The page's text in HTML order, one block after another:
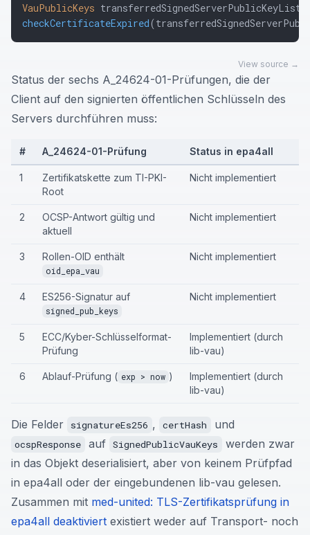
VauPublicKeys transferredSignedServerPublicKeyList
checkCertificateExpired(
View source →
Status der sechs A_24624-01-Prüfungen, die der
Client auf den signierten öffentlichen Schlüsseln des
Servers durchführen muss:
# A_24624-01-Prüfung Status in epa4all
1
Zertifikatskette zum TI-PKI-
Root
Nicht implementiert
2
OCSP-Antwort gültig und
aktuell
Nicht implementiert
3 Rollen-OID enthält
oid_epa_vau
Nicht implementiert
4 ES256-Signatur auf
signed_pub_keys
Nicht implementiert
5
ECC/Kyber-Schlüsselformat-
Prüfung
Implementiert (durch
lib-vau)
6 Ablauf-Prüfung ( exp > now )
Implementiert (durch
lib-vau)
Die Felder signatureEs256 , certHash und
ocspResponse auf SignedPublicVauKeys
werden zwar
in das Objekt deserialisiert, aber von keinem Prüfpfad
in epa4all oder der eingebundenen lib-vau gelesen.
Zusammen mit med-united: TLS-Zertifikatsprüfung in
epa4all deaktiviert existiert weder auf Transport- noch